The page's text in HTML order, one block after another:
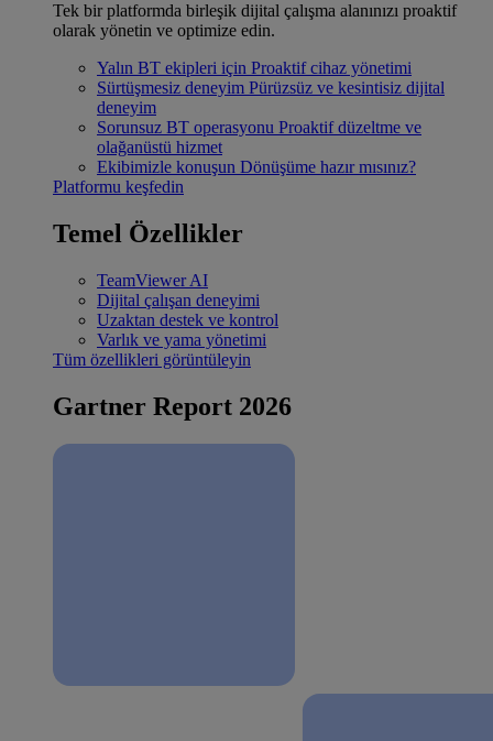
Tek bir platformda birleşik dijital çalışma alanınızı proaktif
olarak yönetin ve optimize edin.
Yalın BT ekipleri için Proaktif cihaz yönetimi
Sürtüşmesiz deneyim Pürüzsüz ve kesintisiz dijital
deneyim
Sorunsuz BT operasyonu Proaktif düzeltme ve
olağanüstü hizmet
Ekibimizle konuşun Dönüşüme hazır mısınız?
Platformu keşfedin
Temel Özellikler
TeamViewer AI
Dijital çalışan deneyimi
Uzaktan destek ve kontrol
Varlık ve yama yönetimi
Tüm özellikleri görüntüleyin
Gartner Report 2026